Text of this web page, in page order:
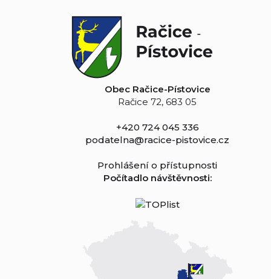
Obec Račice-Pístovice
Račice 72, 683 05
+420 724 045 336
podatelna@racice-pistovice.cz
Prohlášení o přístupnosti
Počítadlo návštěvnosti: